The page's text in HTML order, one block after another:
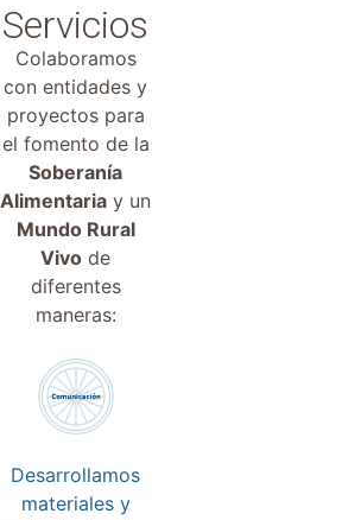
Servicios
Colaboramos
con entidades y
proyectos para
el fomento de la
Soberanía
Alimentaria y un
Mundo Rural
Vivo de
diferentes
maneras:
Desarrollamos
materiales y